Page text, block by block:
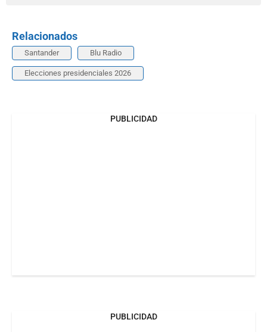
Relacionados
Santander Blu Radio
Elecciones presidenciales 2026
PUBLICIDAD
PUBLICIDAD